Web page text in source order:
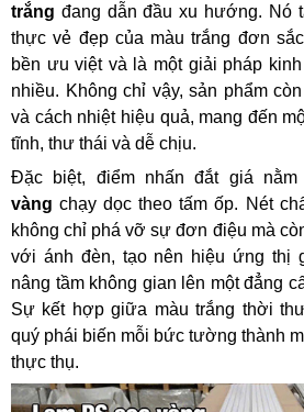
trắng đang dẫn đầu xu hướng. Nó
thực vẻ đẹp của màu trắng đơn
bền ưu việt và là một giải pháp
nhiều. Không chỉ vậy, sản phẩm
và cách nhiệt hiệu quả, mang đến
tĩnh, thư thái và dễ chịu.
Đặc biệt, điểm nhấn đắt giá
vàng chạy dọc theo tấm ốp. Nét
không chỉ phá vỡ sự đơn điệu mà
với ánh đèn, tạo nên hiệu ứng thị
nâng tầm không gian lên một đẳng
Sự kết hợp giữa màu trắng thời
quý phái biến mỗi bức tường thành
thực thụ.